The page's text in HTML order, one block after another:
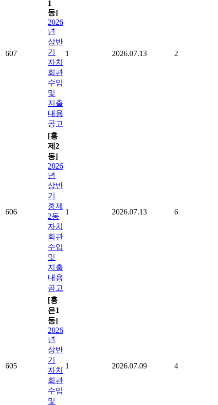
607
1
동]
2026
년
상반
기
자치
회관
수입
및
지출
내용
공고
1 2026.07.13 2
606
[홍
제2
동]
2026
년
상반
기
홍제
2동
자치
회관
수입
및
지출
내용
공고
1 2026.07.13 6
605
[홍
은1
동]
2026
년
상반
기
자치
회관
수입
및
1 2026.07.09 4